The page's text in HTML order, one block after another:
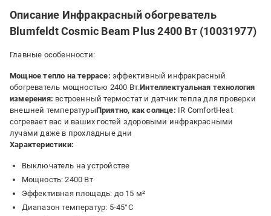
Описание Инфракрасный обогреватель
Blumfeldt Cosmic Beam Plus 2400 Вт (10031977)
Главные особенности:
Мощное тепло на террасе: эффективный инфракрасный
обогреватель мощностью 2400 Вт.Интеллектуальная технология
измерения: встроенный термостат и датчик тепла для проверки
внешней температурыПриятно, как солнце: IR ComfortHeat
согревает вас и ваших гостей здоровыми инфракрасными
лучами даже в прохладные дни
Характеристики:
Выключатель на устройстве
Мощность: 2400 Вт
Эффективная площадь: до 15 м²
Диапазон температур: 5-45°C